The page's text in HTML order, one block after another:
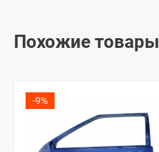
Похожие товары
-9%